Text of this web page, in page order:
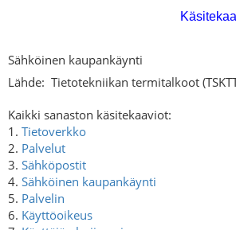
Sähköinen kaupankäynti
Lähde: Tietotekniikan termitalkoot
Kaikki sanaston käsitekaaviot:
1. Tietoverkko
2. Palvelut
3. Sähköpostit
4. Sähköinen kaupankäynti
5. Palvelin
6. Käyttöoikeus